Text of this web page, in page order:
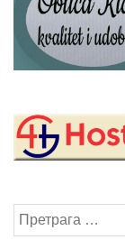
Претрага
за: